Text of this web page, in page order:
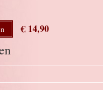
€ 14,90